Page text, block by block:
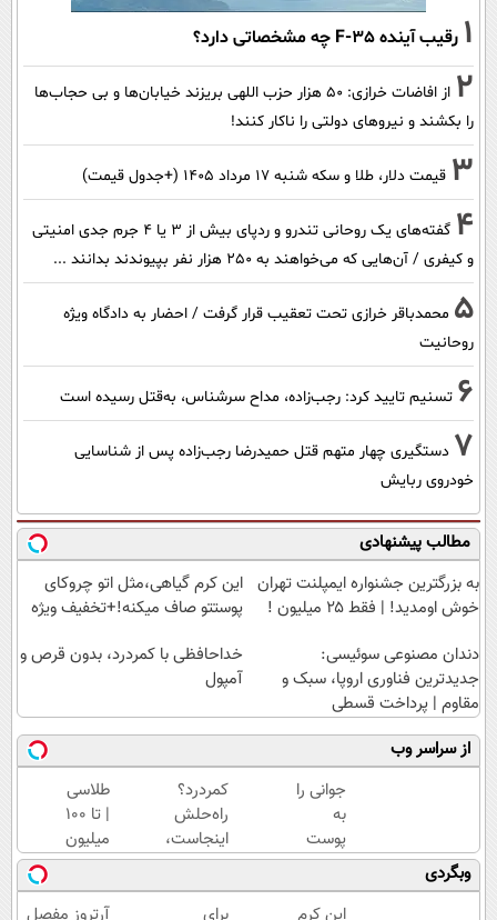
1 رقیب آینده F-35 چه مشخصاتی دارد؟
2
از افاضات خرازی: ۵۰ هزار حزب اللهی بریزند خیابان‌ها و بی حجاب‌ها
را بکشند و نیرو‌های دولتی را ناکار کنند!
3 قیمت دلار، طلا و سکه شنبه ۱۷ مرداد ۱۴۰۵ (+جدول قیمت)
4
گفته‌های یک روحانی تندرو و ردپای بیش از ۳ یا ۴ جرم جدی امنیتی
و کیفری / آن‌هایی که می‌خواهند به ۲۵۰ هزار نفر بپیوندند بدانند ...
5 محمدباقر خرازی تحت تعقیب قرار گرفت / احضار به دادگاه ویژه
روحانیت
6 تسنیم تایید کرد: رجب‌زاده، مداح سرشناس، به‌قتل رسیده است
7 دستگیری چهار متهم قتل حمیدرضا رجب‌زاده پس از شناسایی
خودروی ربایش
مطالب پیشنهادی
به بزرگترین جشنواره ایمپلنت تهران
خوش اومدید! | فقط ۲۵ میلیون !
این کرم گیاهی،مثل اتو چروکای
پوستتو صاف میکنه!+تخفیف ویژه
دندان مصنوعی سوئیسی:
جدیدترین فناوری اروپا، سبک و
مقاوم | پرداخت قسطی
خداحافظی با کمردرد، بدون قرص و
آمپول
از سراسر وب
جوانی را
به
پوست
خود
هدیه
دهید...
کمردرد؟
راه‌حلش
اینجاست،
نه توی
داروخونه
طلاسی
| تا 100
میلیون
وام
آنی
خرید
وبگردی
این کرم
برای آرتروز مفصل